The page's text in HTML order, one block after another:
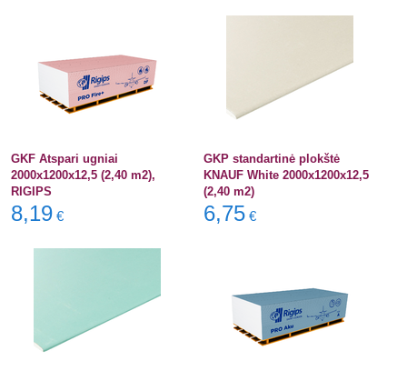
GKF Atspari ugniai
2000x1200x12,5 (2,40 m2),
RIGIPS
8,19 €
GKP standartinė plokštė
KNAUF White 2000x1200x12,5
(2,40 m2)
6,75 €